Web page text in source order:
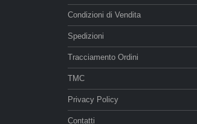
Condizioni di Vendita
Spedizioni
Tracciamento Ordini
TMC
Privacy Policy
Contatti